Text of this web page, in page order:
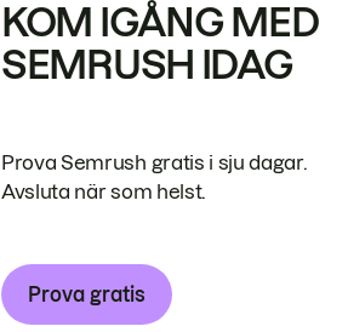
KOM IGÅNG MED
SEMRUSH IDAG
Prova Semrush gratis i sju dagar.
Avsluta när som helst.
Prova gratis